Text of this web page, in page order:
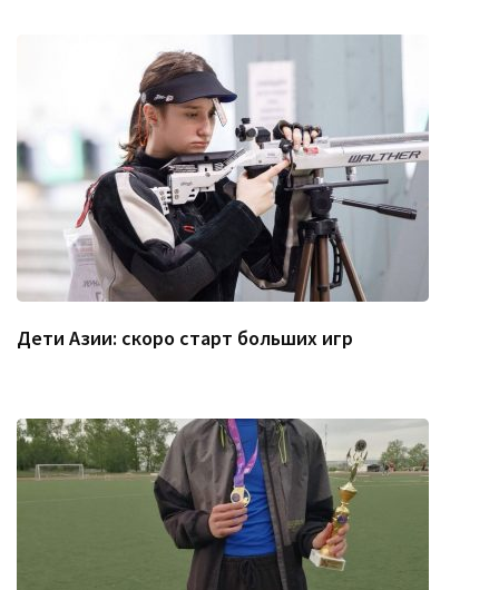
Дети Азии: скоро старт больших игр